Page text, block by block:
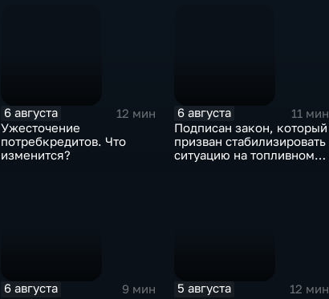
6 августа
12 мин
Ужесточение
потребкредитов. Что
изменится?
6 августа
11 мин
Подписан закон, который
призван стабилизировать
ситуацию на топливном
6 августа
9 мин
5 августа
12 мин